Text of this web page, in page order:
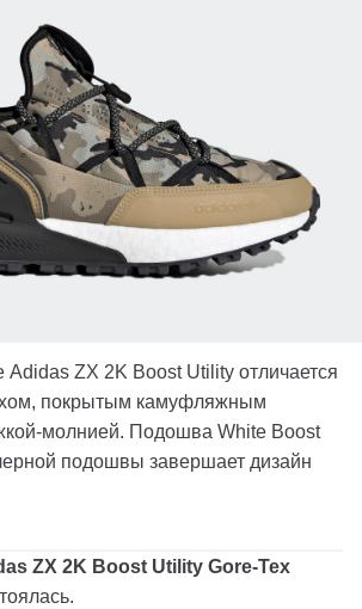
ZX 2K Boost Utility отличается
покрытым камуфляжным
молнией. Подошва White Boost
подошвы завершает дизайн
ZX 2K Boost Utility Gore-Tex